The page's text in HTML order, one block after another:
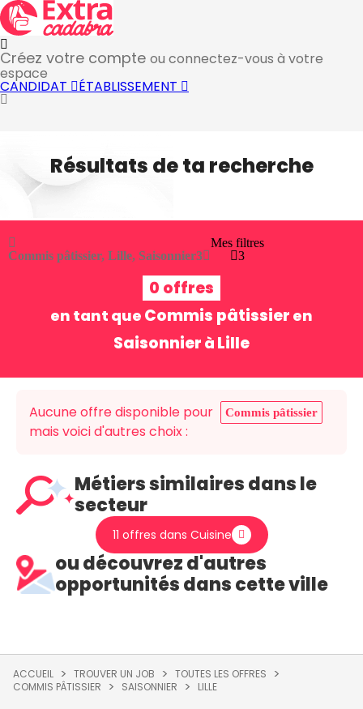
Créez votre compte ou connectez-vous à votre
espace
CANDIDAT ÉTABLISSEMENT
Résultats de ta recherche
Commis pâtissier, Lille, Saisonnier3
Mes filtres
3
0 offres
en tant que Commis pâtissier en
Saisonnier à Lille
Aucune offre disponible pour Commis pâtissier
mais voici d'autres choix :
Métiers similaires dans le
secteur
11 offres dans Cuisine
ou découvrez d'autres
opportunités dans cette ville
ACCUEIL TROUVER UN JOB
TOUTES LES OFFRES
COMMIS PÂTISSIER
SAISONNIER LILLE